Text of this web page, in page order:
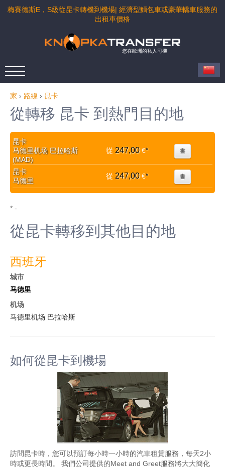
梅賽德斯E，S級從昆卡轉機到機場| 經濟型麵包車或豪華轎車服務的
出租車價格
您在歐洲的私人司機
家 › 路線 › 昆卡
從轉移 昆卡 到熱門目的地
昆卡
马德里机场 巴拉哈斯
(MAD)
從 247,00€* 書
昆卡
马德里
從 247,00€* 書
* -
從昆卡轉移到其他目的地
西班牙
城市
马德里
机场
马德里机场 巴拉哈斯
如何從昆卡到機場
訪問昆卡時，您可以預訂每小時一小時的汽車租賃服務，每天2小
時或更長時間。 我們公司提供的Meet and Greet服務將大大簡化